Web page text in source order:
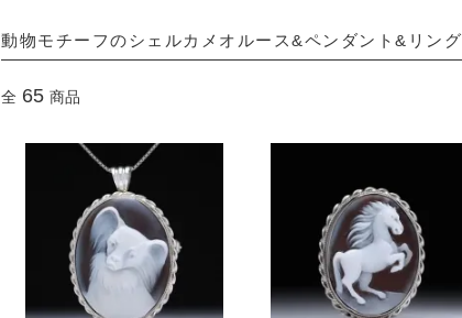
動物モチーフのシェルカメオルース&ペンダント&リング
全 65 商品